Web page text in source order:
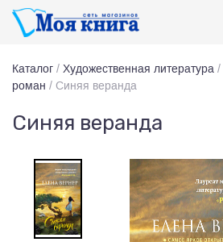
Каталог / Художественная литература /
роман / Синяя веранда
Синяя веранда